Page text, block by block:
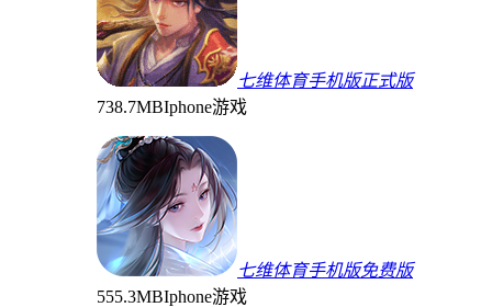
七维体育手机版正式版
738.7MBIphone游戏
七维体育手机版免费版
555.3MBIphone游戏